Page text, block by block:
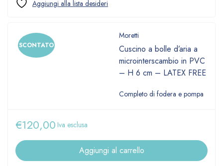
SCONTATO
Moretti
Cuscino a bolle d’aria a
microinterscambio in PVC
– H 6 cm – LATEX FREE
Completo di fodera e pompa
€120,00 Iva esclusa
Aggiungi al carrello